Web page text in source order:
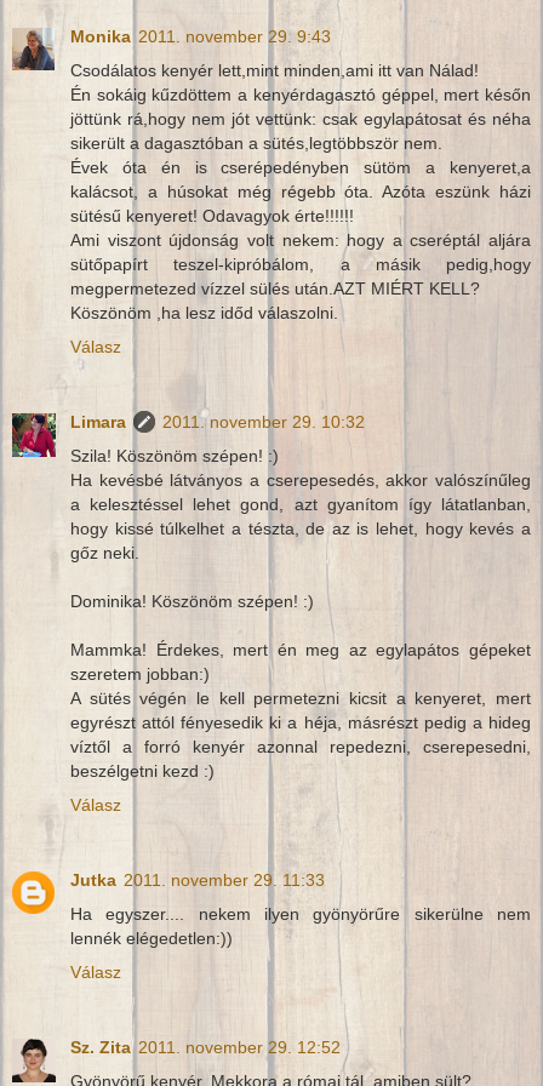
Monika 2011. november 29. 9:43
Csodálatos kenyér lett,mint minden,ami itt van Nálad!
Én sokáig kűzdöttem a kenyérdagasztó géppel, mert későn
jöttünk rá,hogy nem jót vettünk: csak egylapátosat és néha
sikerült a dagasztóban a sütés,legtöbbször nem.
Évek óta én is cserépedényben sütöm a kenyeret,a
kalácsot, a húsokat még régebb óta. Azóta eszünk házi
sütésű kenyeret! Odavagyok érte!!!!!!
Ami viszont újdonság volt nekem: hogy a cseréptál aljára
sütőpapírt teszel-kipróbálom, a másik pedig,hogy
megpermetezed vízzel sülés után.AZT MIÉRT KELL?
Köszönöm ,ha lesz időd válaszolni.
Válasz
Limara
2011. november 29. 10:32
Szila! Köszönöm szépen! :)
Ha kevésbé látványos a cserepesedés, akkor valószínűleg
a kelesztéssel lehet gond, azt gyanítom így látatlanban,
hogy kissé túlkelhet a tészta, de az is lehet, hogy kevés a
gőz neki.
Dominika! Köszönöm szépen! :)
Mammka! Érdekes, mert én meg az egylapátos gépeket
szeretem jobban:)
A sütés végén le kell permetezni kicsit a kenyeret, mert
egyrészt attól fényesedik ki a héja, másrészt pedig a hideg
víztől a forró kenyér azonnal repedezni, cserepesedni,
beszélgetni kezd :)
Válasz
Jutka 2011. november 29. 11:33
Ha egyszer.... nekem ilyen gyönyörűre sikerülne nem
lennék elégedetlen:))
Válasz
Sz. Zita 2011. november 29. 12:52
Gyönyörű kenyér. Mekkora a római tál, amiben sült?